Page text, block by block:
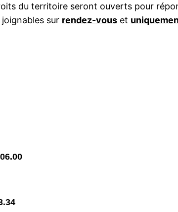
du territoire seront ouverts pour
sur rendez-vous et